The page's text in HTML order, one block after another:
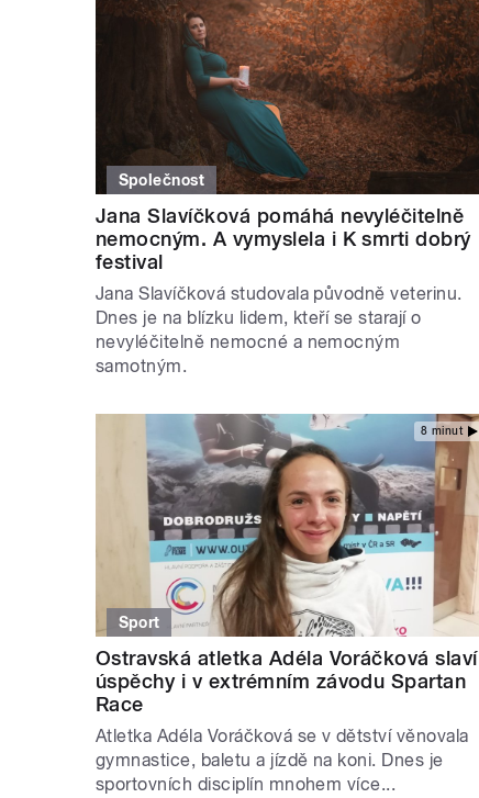
Společnost
Jana Slavíčková pomáhá nevyléčitelně
nemocným. A vymyslela i K smrti dobrý
festival
Jana Slavíčková studovala původně veterinu.
Dnes je na blízku lidem, kteří se starají o
nevyléčitelně nemocné a nemocným
samotným.
8 minut
Sport
Ostravská atletka Adéla Voráčková slaví
úspěchy i v extrémním závodu Spartan
Race
Atletka Adéla Voráčková se v dětství věnovala
gymnastice, baletu a jízdě na koni. Dnes je
sportovních disciplín mnohem více...